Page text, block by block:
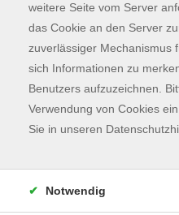
weitere Seite vom Server
das Cookie an den Server
zuverlässiger Mechanismus
sich Informationen zu
Benutzers aufzuzeichnen.
Verwendung von Cookies
Sie in unseren
Notwendig